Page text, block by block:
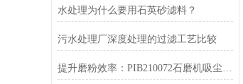
水处理为什么要用石英砂滤料？
污水处理厂深度处理的过滤工艺比较
提升磨粉效率：PIB210072石磨机吸尘滤芯的关键作用